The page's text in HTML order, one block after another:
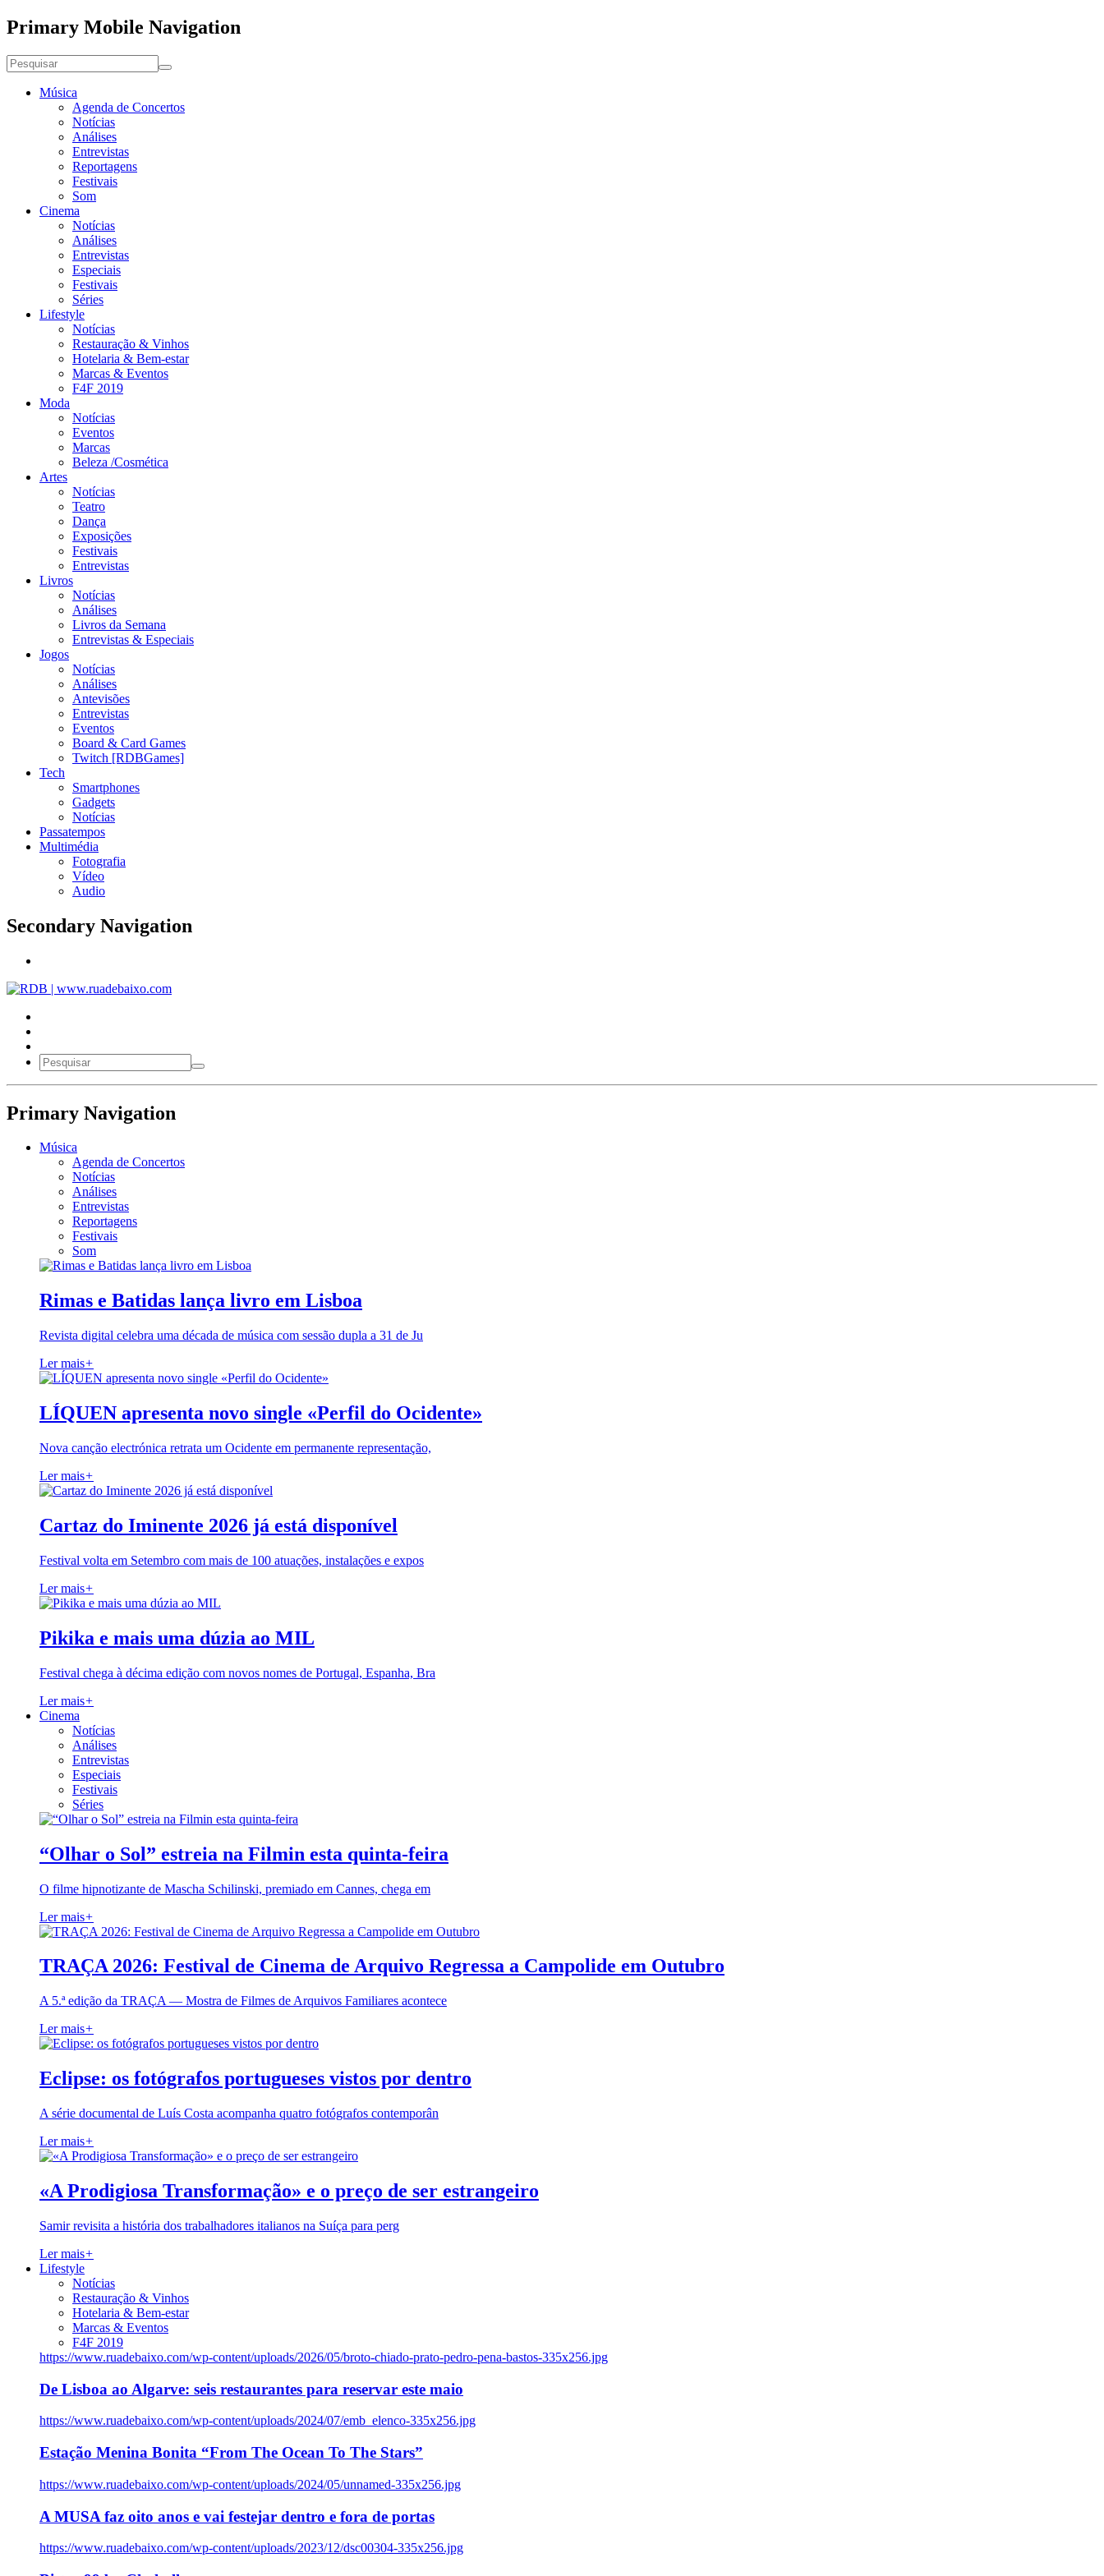
Primary Mobile Navigation
Música
Agenda de Concertos
Notícias
Análises
Entrevistas
Reportagens
Festivais
Som
Cinema
Notícias
Análises
Entrevistas
Especiais
Festivais
Séries
Lifestyle
Notícias
Restauração & Vinhos
Hotelaria & Bem-estar
Marcas & Eventos
F4F 2019
Moda
Notícias
Eventos
Marcas
Beleza /Cosmética
Artes
Notícias
Teatro
Dança
Exposições
Festivais
Entrevistas
Livros
Notícias
Análises
Livros da Semana
Entrevistas & Especiais
Jogos
Notícias
Análises
Antevisões
Entrevistas
Eventos
Board & Card Games
Twitch [RDBGames]
Tech
Smartphones
Gadgets
Notícias
Passatempos
Multimédia
Fotografia
Vídeo
Audio
Secondary Navigation
Primary Navigation
Música
Agenda de Concertos
Notícias
Análises
Entrevistas
Reportagens
Festivais
Som
Rimas e Batidas lança livro em Lisboa
Revista digital celebra uma década de música com sessão dupla a 31 de Ju
Ler mais+
LÍQUEN apresenta novo single «Perfil do Ocidente»
Nova canção electrónica retrata um Ocidente em permanente representação,
Ler mais+
Cartaz do Iminente 2026 já está disponível
Festival volta em Setembro com mais de 100 atuações, instalações e expos
Ler mais+
Pikika e mais uma dúzia ao MIL
Festival chega à décima edição com novos nomes de Portugal, Espanha, Bra
Ler mais+
Cinema
Notícias
Análises
Entrevistas
Especiais
Festivais
Séries
“Olhar o Sol” estreia na Filmin esta quinta-feira
O filme hipnotizante de Mascha Schilinski, premiado em Cannes, chega em
Ler mais+
TRAÇA 2026: Festival de Cinema de Arquivo Regressa a Campolide em Outubro
A 5.ª edição da TRAÇA — Mostra de Filmes de Arquivos Familiares acontece
Ler mais+
Eclipse: os fotógrafos portugueses vistos por dentro
A série documental de Luís Costa acompanha quatro fotógrafos contemporân
Ler mais+
«A Prodigiosa Transformação» e o preço de ser estrangeiro
Samir revisita a história dos trabalhadores italianos na Suíça para perg
Ler mais+
Lifestyle
Notícias
Restauração & Vinhos
Hotelaria & Bem-estar
Marcas & Eventos
F4F 2019
https://www.ruadebaixo.com/wp-content/uploads/2026/05/broto-chiado-prato-pedro-pena-bastos-335x256.jpg
De Lisboa ao Algarve: seis restaurantes para reservar este maio
https://www.ruadebaixo.com/wp-content/uploads/2024/07/emb_elenco-335x256.jpg
Estação Menina Bonita “From The Ocean To The Stars”
https://www.ruadebaixo.com/wp-content/uploads/2024/05/unnamed-335x256.jpg
A MUSA faz oito anos e vai festejar dentro e fora de portas
https://www.ruadebaixo.com/wp-content/uploads/2023/12/dsc00304-335x256.jpg